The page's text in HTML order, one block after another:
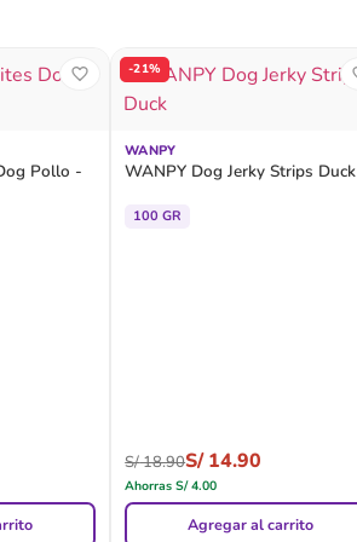
Pollo -
-21%
WANPY
WANPY Dog Jerky Strips Duck
100 GR
S/18.90S/14.90
AhorrasS/4.00
Agregar al carrito